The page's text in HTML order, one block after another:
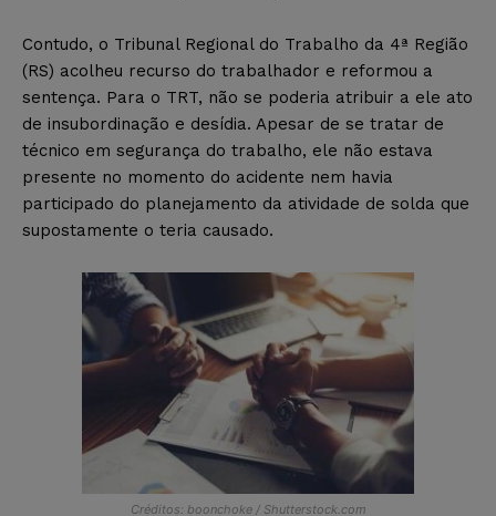
Contudo, o Tribunal Regional do Trabalho da 4ª Região
(RS) acolheu recurso do trabalhador e reformou a
sentença. Para o TRT, não se poderia atribuir a ele ato
de insubordinação e desídia. Apesar de se tratar de
técnico em segurança do trabalho, ele não estava
presente no momento do acidente nem havia
participado do planejamento da atividade de solda que
supostamente o teria causado.
Créditos: boonchoke / Shutterstock.com